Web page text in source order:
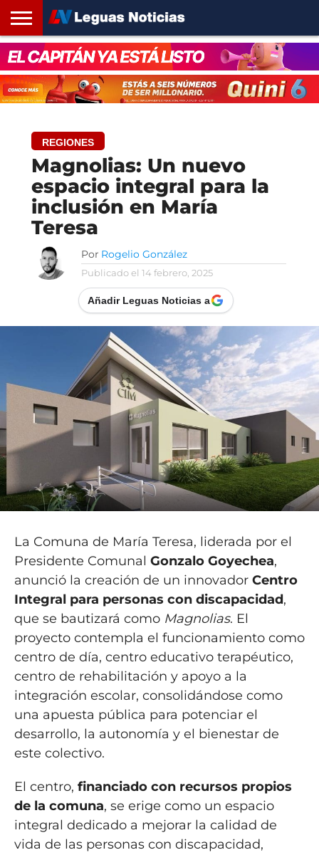
INICIO
SANTA
FE
ROSARIO24
REGIONES
ARGENTINA
OPINIÓN
CONTACTO
REGIONES
Magnolias: Un nuevo
espacio integral para la
inclusión en María
Teresa
Por Rogelio González
Publicado el 14 febrero, 2025
Añadir Leguas Noticias a
La Comuna de María Teresa, liderada por el
Presidente Comunal Gonzalo Goyechea,
anunció la creación de un innovador Centro
Integral para personas con discapacidad,
que se bautizará como Magnolias. El
proyecto contempla el funcionamiento como
centro de día, centro educativo terapéutico,
centro de rehabilitación y apoyo a la
integración escolar, consolidándose como
una apuesta pública para potenciar el
desarrollo, la autonomía y el bienestar de
este colectivo.
El centro, financiado con recursos propios
de la comuna, se erige como un espacio
integral dedicado a mejorar la calidad de
vida de las personas con discapacidad,